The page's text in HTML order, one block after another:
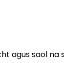
agus saol